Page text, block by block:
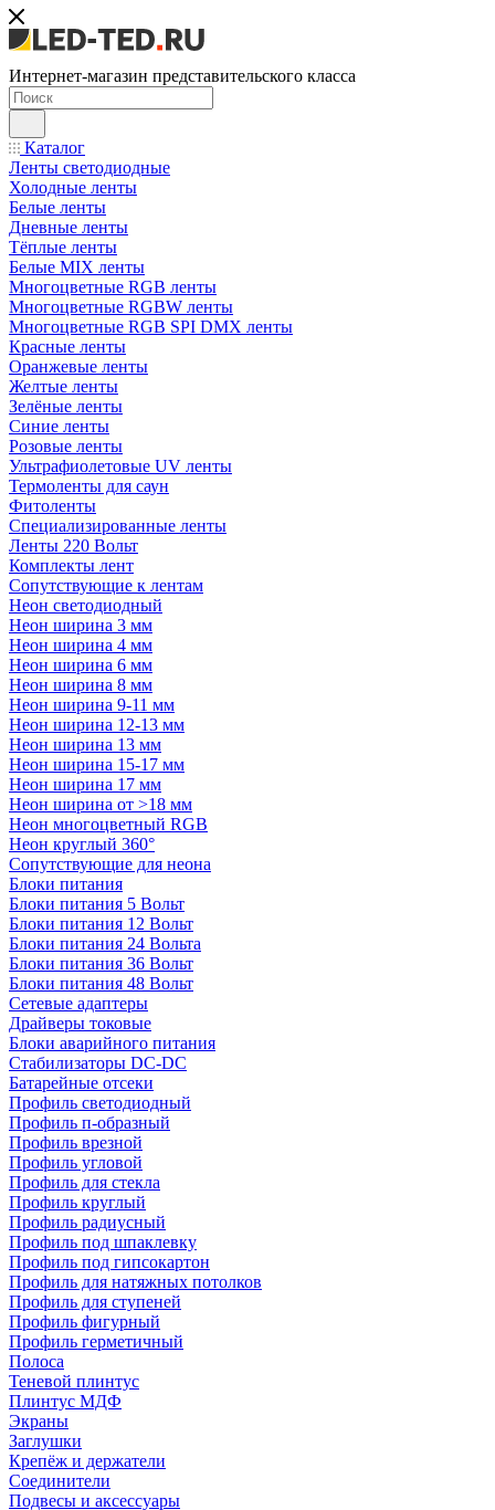
Интернет-магазин представительского класса
Каталог
Ленты светодиодные
Холодные ленты
Белые ленты
Дневные ленты
Тёплые ленты
Белые MIX ленты
Многоцветные RGB ленты
Многоцветные RGBW ленты
Многоцветные RGB SPI DMX ленты
Красные ленты
Оранжевые ленты
Желтые ленты
Зелёные ленты
Синие ленты
Розовые ленты
Ультрафиолетовые UV ленты
Термоленты для саун
Фитоленты
Специализированные ленты
Ленты 220 Вольт
Комплекты лент
Сопутствующие к лентам
Неон светодиодный
Неон ширина 3 мм
Неон ширина 4 мм
Неон ширина 6 мм
Неон ширина 8 мм
Неон ширина 9-11 мм
Неон ширина 12-13 мм
Неон ширина 13 мм
Неон ширина 15-17 мм
Неон ширина 17 мм
Неон ширина от >18 мм
Неон многоцветный RGB
Неон круглый 360°
Сопутствующие для неона
Блоки питания
Блоки питания 5 Вольт
Блоки питания 12 Вольт
Блоки питания 24 Вольта
Блоки питания 36 Вольт
Блоки питания 48 Вольт
Сетевые адаптеры
Драйверы токовые
Блоки аварийного питания
Стабилизаторы DC-DC
Батарейные отсеки
Профиль светодиодный
Профиль п-образный
Профиль врезной
Профиль угловой
Профиль для стекла
Профиль круглый
Профиль радиусный
Профиль под шпаклевку
Профиль под гипсокартон
Профиль для натяжных потолков
Профиль для ступеней
Профиль фигурный
Профиль герметичный
Полоса
Теневой плинтус
Плинтус МДФ
Экраны
Заглушки
Крепёж и держатели
Соединители
Подвесы и аксессуары